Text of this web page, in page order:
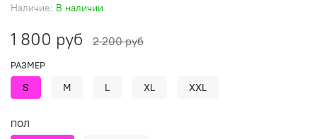
Наличие: В наличии
1 800 руб 2 200 руб
РАЗМЕР
S M L XL XXL
ПОЛ